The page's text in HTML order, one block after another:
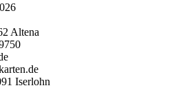
Altena
Iserlohn